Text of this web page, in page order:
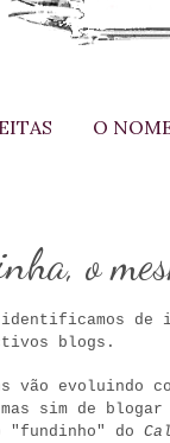
O
o
identificamos
blogs.
vão evoluindo
sim de
do